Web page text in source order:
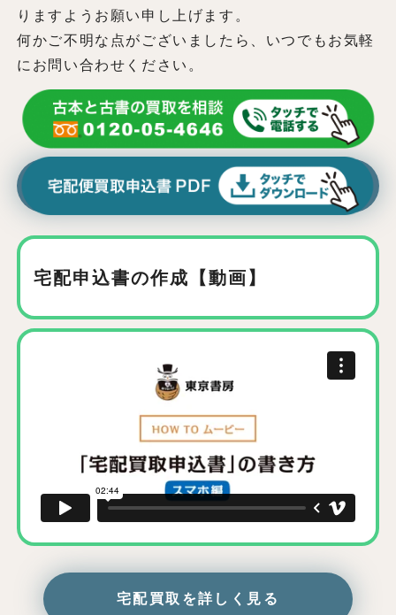
りますようお願い申し上げます。
何かご不明な点がございましたら、いつでもお気軽
にお問い合わせください。
宅配申込書の作成【動画】
宅配買取を詳しく見る